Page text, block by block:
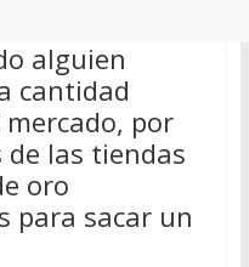
alguien
cantidad
por
las tiendas
oro
para sacar un